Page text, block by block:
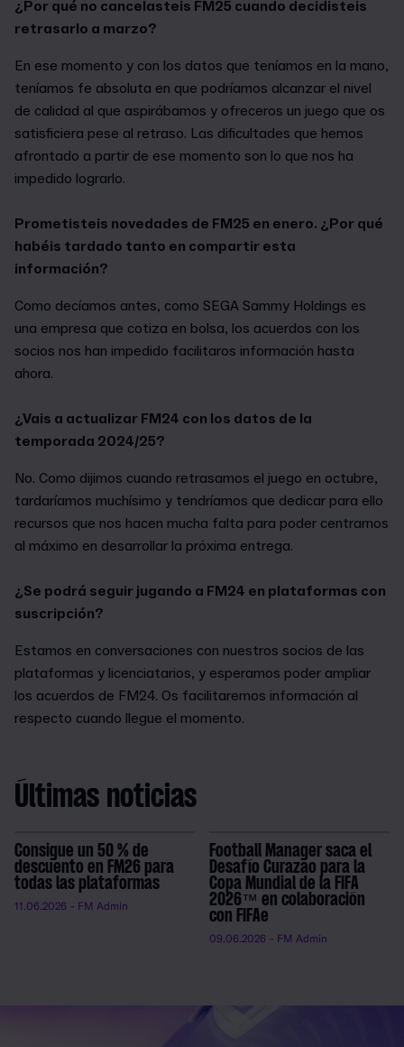
¿Por qué no cancelasteis FM25 cuando decidisteis
retrasarlo a marzo?
En ese momento y con los datos que teníamos en la mano,
teníamos fe absoluta en que podríamos alcanzar el nivel
de calidad al que aspirábamos y ofreceros un juego que os
satisficiera pese al retraso. Las dificultades que hemos
afrontado a partir de ese momento son lo que nos ha
impedido lograrlo.
Prometisteis novedades de FM25 en enero. ¿Por qué
habéis tardado tanto en compartir esta
información?
Como decíamos antes, como SEGA Sammy Holdings es
una empresa que cotiza en bolsa, los acuerdos con los
socios nos han impedido facilitaros información hasta
ahora.
¿Vais a actualizar FM24 con los datos de la
temporada 2024/25?
No. Como dijimos cuando retrasamos el juego en octubre,
tardaríamos muchísimo y tendríamos que dedicar para ello
recursos que nos hacen mucha falta para poder centrarnos
al máximo en desarrollar la próxima entrega.
¿Se podrá seguir jugando a FM24 en plataformas con
suscripción?
Estamos en conversaciones con nuestros socios de las
plataformas y licenciatarios, y esperamos poder ampliar
los acuerdos de FM24. Os facilitaremos información al
respecto cuando llegue el momento.
Últimas noticias
Consigue un 50 % de
descuento en FM26 para
todas las plataformas
11.06.2026 - FM Admin
Football Manager saca el
Desafío Curazao para la
Copa Mundial de la FIFA
2026™ en colaboración
con FIFAe
09.06.2026 - FM Admin